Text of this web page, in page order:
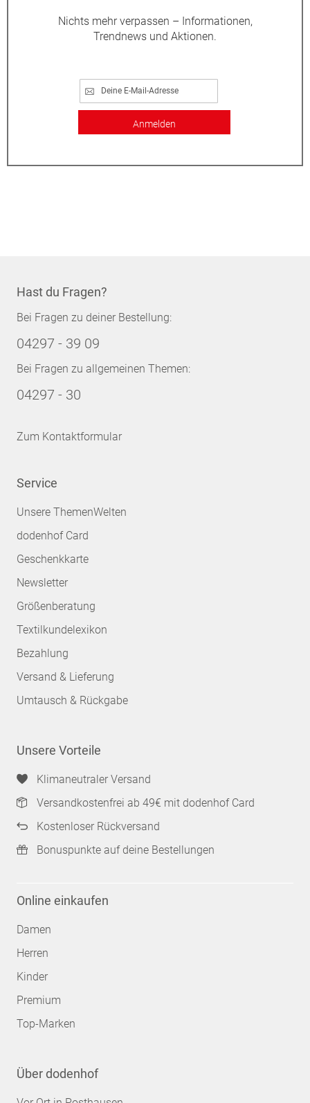
Nichts mehr verpassen – Informationen,
Trendnews und Aktionen.
Anmelden
Hast du Fragen?
Bei Fragen zu deiner Bestellung:
04297 - 39 09
Bei Fragen zu allgemeinen Themen:
04297 - 30
Zum Kontaktformular
Service
Unsere ThemenWelten
dodenhof Card
Geschenkkarte
Newsletter
Größenberatung
Textilkundelexikon
Bezahlung
Versand & Lieferung
Umtausch & Rückgabe
Unsere Vorteile
Klimaneutraler Versand
Versandkostenfrei ab 49€ mit dodenhof Card
Kostenloser Rückversand
Bonuspunkte auf deine Bestellungen
Online einkaufen
Damen
Herren
Kinder
Premium
Top-Marken
Über dodenhof